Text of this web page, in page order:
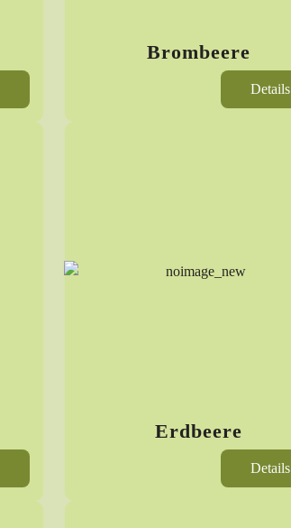
Brombeere
Details
Erdbeere
Details